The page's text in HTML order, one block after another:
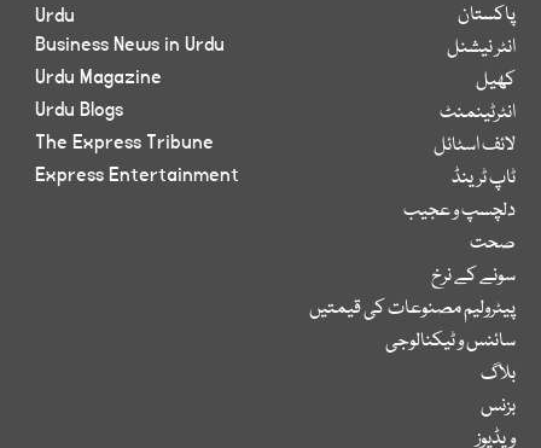
پاکستان
انٹر نیشنل
کھیل
انٹرٹینمنٹ
لائف اسٹائل
ٹاپ ٹرینڈ
دلچسپ و عجیب
صحت
سونے کے نرخ
پیٹرولیم مصنوعات کی قیمتیں
سائنس و ٹیکنالوجی
بلاگ
بزنس
ویڈیوز
Urdu
Business News in Urdu
Urdu Magazine
Urdu Blogs
The Express Tribune
Express Entertainment